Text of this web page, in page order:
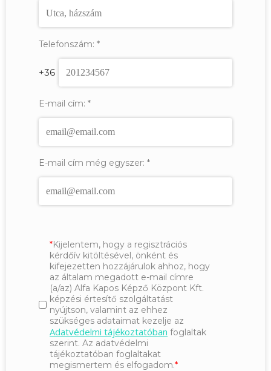
Telefonszám: *
+36
E-mail cím: *
E-mail cím még egyszer: *
Kijelentem, hogy a regisztrációs
kérdőív kitöltésével, önként és
kifejezetten hozzájárulok ahhoz, hogy
az általam megadott e-mail címre
(a/az) Alfa Kapos Képző Központ Kft.
képzési értesítő szolgáltatást
nyújtson, valamint az ehhez
szükséges adataimat kezelje az
Adatvédelmi tájékoztatóban foglaltak
szerint. Az adatvédelmi
tájékoztatóban foglaltakat
megismertem és elfogadom.